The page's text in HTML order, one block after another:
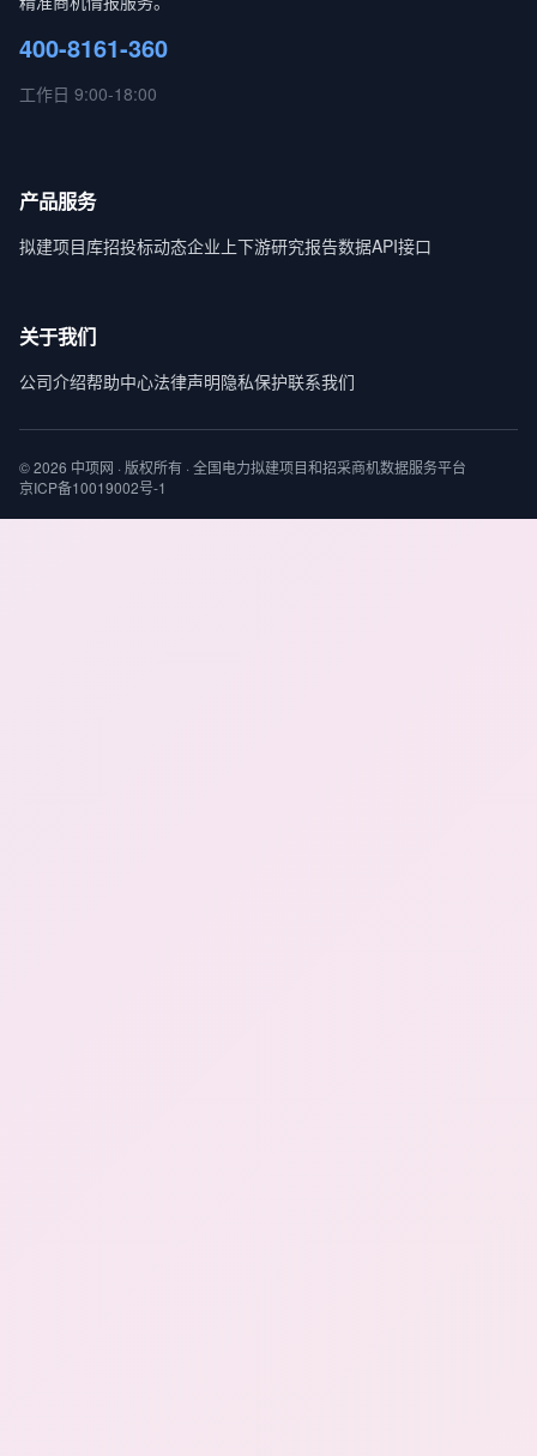
400-8161-360
工作日 9:00-18:00
产品服务
拟建项目库招投标动态企业上下游研究报告数据API接口
关于我们
公司介绍帮助中心法律声明隐私保护联系我们
© 2026 中项网 · 版权所有 · 全国电力拟建项目和招采商机数据服务平台
京ICP备10019002号-1